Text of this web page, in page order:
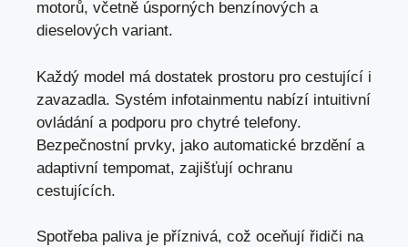
motorů, včetně úsporných benzínových a
dieselových variant.
Každý model má dostatek prostoru pro cestující i
zavazadla. Systém infotainmentu nabízí intuitivní
ovládání a podporu pro chytré telefony.
Bezpečnostní prvky, jako automatické brzdění a
adaptivní tempomat, zajišťují ochranu
cestujících.
Spotřeba paliva je příznivá, což oceňují řidiči na